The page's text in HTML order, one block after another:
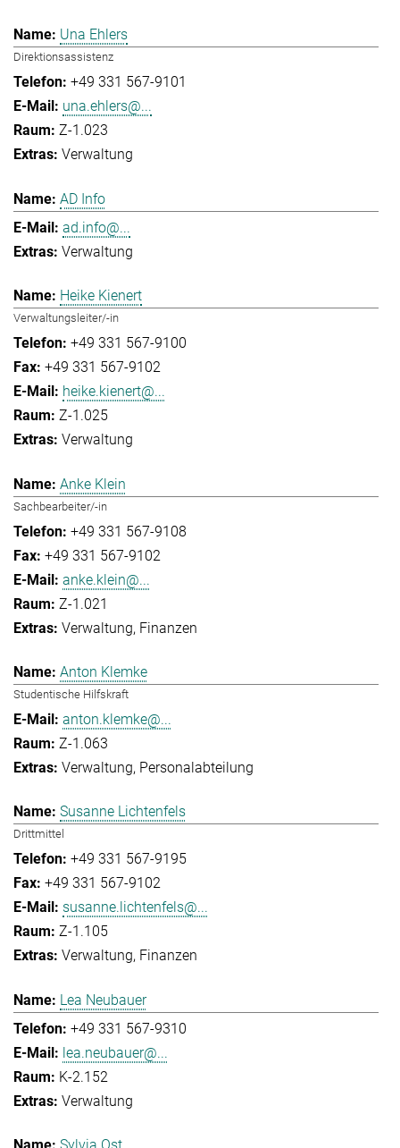
Una Ehlers
Direktionsassistenz
+49 331 567-9101
una.ehlers@...
Z-1.023
Verwaltung
AD Info
ad.info@...
Verwaltung
Heike Kienert
Verwaltungsleiter/-in
+49 331 567-9100
+49 331 567-9102
heike.kienert@...
Z-1.025
Verwaltung
Anke Klein
Sachbearbeiter/-in
+49 331 567-9108
+49 331 567-9102
anke.klein@...
Z-1.021
Verwaltung Finanzen
Anton Klemke
Studentische Hilfskraft
anton.klemke@...
Z-1.063
Verwaltung Personalabteilung
Susanne Lichtenfels
Drittmittel
+49 331 567-9195
+49 331 567-9102
susanne.lichtenfels@...
Z-1.105
Verwaltung Finanzen
Lea Neubauer
+49 331 567-9310
lea.neubauer@...
K-2.152
Verwaltung